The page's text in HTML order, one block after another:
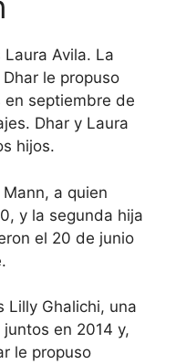
Avila. La
le propuso
en septiembre de
Dhar y Laura
hijos.
a quien
y la segunda hija
el 20 de junio
Lilly Ghalichi, una
en 2014 y,
le propuso